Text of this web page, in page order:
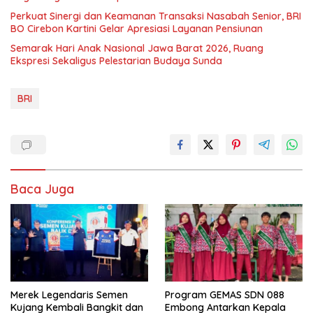
Perkuat Sinergi dan Keamanan Transaksi Nasabah Senior, BRI
BO Cirebon Kartini Gelar Apresiasi Layanan Pensiunan
Semarak Hari Anak Nasional Jawa Barat 2026, Ruang
Ekspresi Sekaligus Pelestarian Budaya Sunda
BRI
Baca Juga
Merek Legendaris Semen
Kujang Kembali Bangkit dan
Program GEMAS SDN 088
Embong Antarkan Kepala